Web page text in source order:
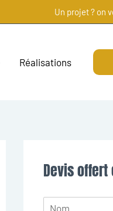
Un projet ? on
Réalisations
Devis offert